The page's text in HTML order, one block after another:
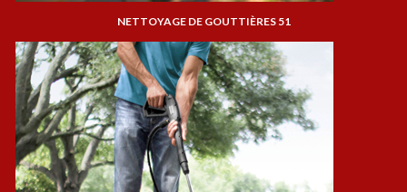
NETTOYAGE DE GOUTTIÈRES 51